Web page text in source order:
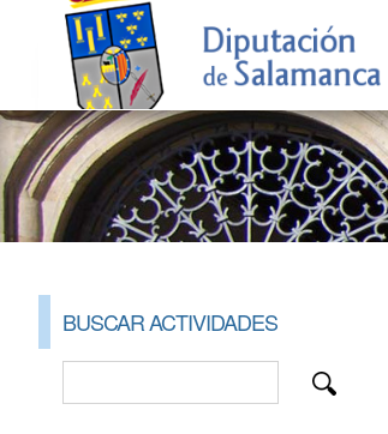
BUSCAR ACTIVIDADES